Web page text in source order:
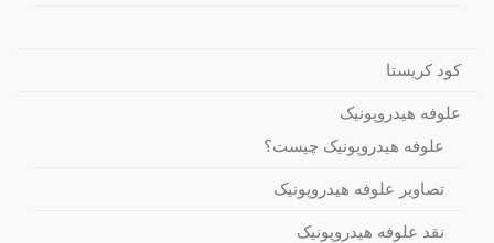
کود کریستا
علوفه هیدروپونیک
علوفه هیدروپونیک چیست؟
تصاویر علوفه هیدروپونیک
نقد علوفه هیدروپونیک